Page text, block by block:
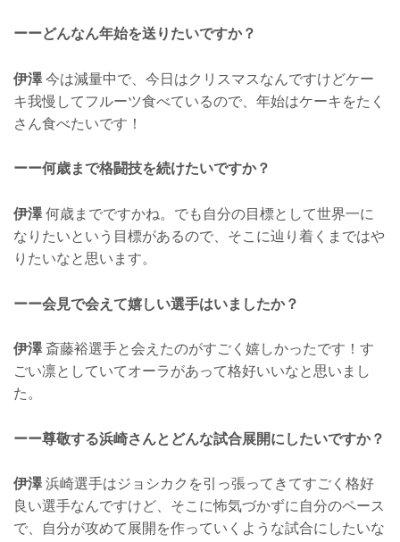
ーーどんなん年始を送りたいですか？
伊澤今は減量中で、今日はクリスマスなんですけどケー
キ我慢してフルーツ食べているので、年始はケーキをたく
さん食べたいです！
ーー何歳まで格闘技を続けたいですか？
伊澤何歳までですかね。でも自分の目標として世界一に
なりたいという目標があるので、そこに辿り着くまではや
りたいなと思います。
ーー会見で会えて嬉しい選手はいましたか？
伊澤斎藤裕選手と会えたのがすごく嬉しかったです！す
ごい凛としていてオーラがあって格好いいなと思いまし
た。
ーー尊敬する浜崎さんとどんな試合展開にしたいですか？
伊澤浜崎選手はジョシカクを引っ張ってきてすごく格好
良い選手なんですけど、そこに怖気づかずに自分のペース
で、自分が攻めて展開を作っていくような試合にしたいな